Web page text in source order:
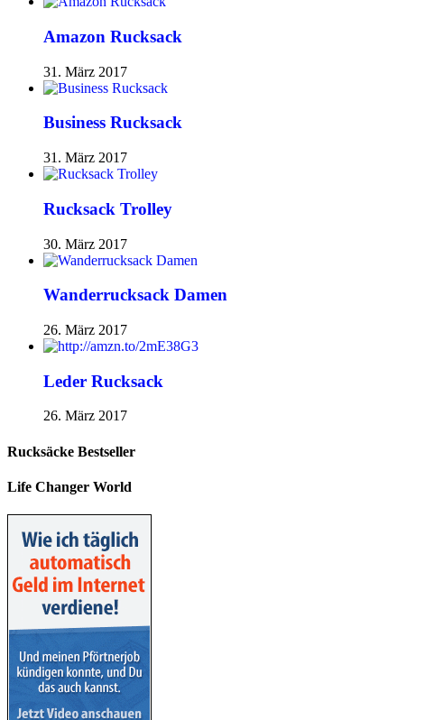
Amazon Rucksack
31. März 2017
Business Rucksack
31. März 2017
Rucksack Trolley
30. März 2017
Wanderrucksack Damen
26. März 2017
Leder Rucksack
26. März 2017
Rucksäcke Bestseller
Life Changer World